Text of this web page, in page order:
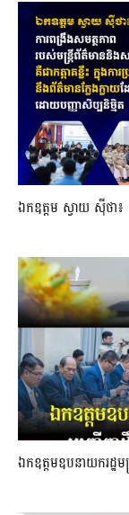
ឯកឧត្តម ស្វាយ ស៊ីថា៖
ឯកឧត្តមឧបនាយករដ្ឋម